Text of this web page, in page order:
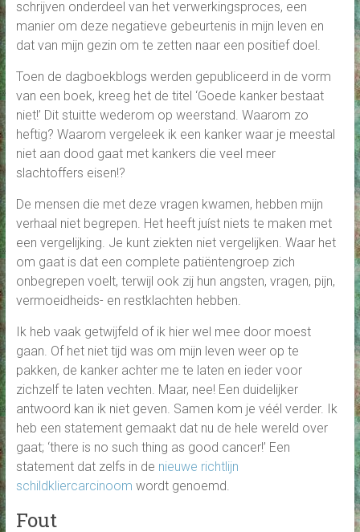
schrijven onderdeel van het verwerkingsproces, een
manier om deze negatieve gebeurtenis in mijn leven en
dat van mijn gezin om te zetten naar een positief doel.
Toen de dagboekblogs werden gepubliceerd in de vorm
van een boek, kreeg het de titel ‘Goede kanker bestaat
niet!’ Dit stuitte wederom op weerstand. Waarom zo
heftig? Waarom vergeleek ik een kanker waar je meestal
niet aan dood gaat met kankers die veel meer
slachtoffers eisen!?
De mensen die met deze vragen kwamen, hebben mijn
verhaal niet begrepen. Het heeft juíst niets te maken met
een vergelijking. Je kunt ziekten niet vergelijken. Waar het
om gaat is dat een complete patiëntengroep zich
onbegrepen voelt, terwijl ook zij hun angsten, vragen, pijn,
vermoeidheids- en restklachten hebben.
Ik heb vaak getwijfeld of ik hier wel mee door moest
gaan. Of het niet tijd was om mijn leven weer op te
pakken, de kanker achter me te laten en ieder voor
zichzelf te laten vechten. Maar, nee! Een duidelijker
antwoord kan ik niet geven. Samen kom je véél verder. Ik
heb een statement gemaakt dat nu de hele wereld over
gaat; ‘there is no such thing as good cancer!’ Een
statement dat zelfs in de nieuwe richtlijn
schildkliercarcinoom wordt genoemd.
Fout